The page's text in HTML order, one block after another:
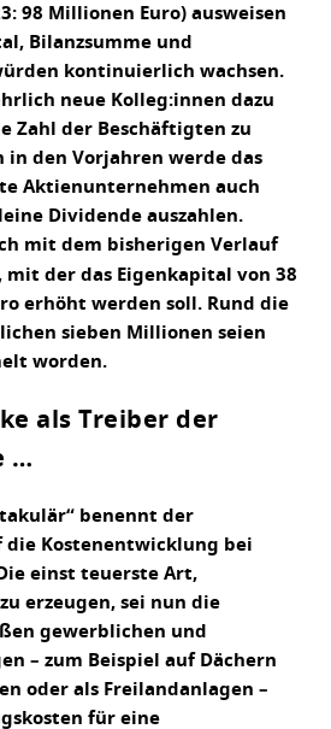
98 Millionen Euro) ausweisen
Bilanzsumme und
kontinuierlich wachsen.
neue Kolleg:innen dazu
Zahl der Beschäftigten zu
in den Vorjahren werde das
Aktienunternehmen auch
Dividende auszahlen.
mit dem bisherigen Verlauf
, mit der das Eigenkapital von 38
erhöht werden soll. Rund die
sieben Millionen seien
worden.
als Treiber der
…
benennt der
die Kostenentwicklung bei
einst teuerste Art,
erzeugen, sei nun die
gewerblichen und
– zum Beispiel auf Dächern
oder als Freilandanlagen –
für eine